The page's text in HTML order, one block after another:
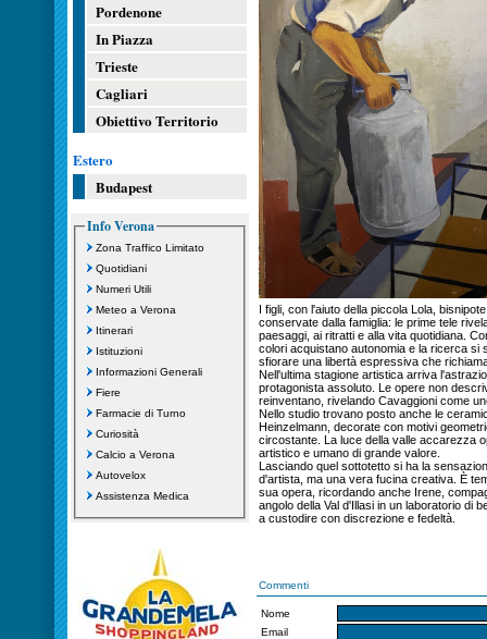
Pordenone
In Piazza
Trieste
Cagliari
Obiettivo Territorio
Estero
Budapest
Info Verona
Zona Traffico Limitato
Quotidiani
Numeri Utili
Meteo a Verona
Itinerari
Istituzioni
Informazioni Generali
Fiere
Farmacie di Turno
Curiosità
Calcio a Verona
Autovelox
Assistenza Medica
I figli, con l'aiuto della piccola Lola,
conservate dalla famiglia: le prime tele
paesaggi, ai ritratti e alla vita quotidiana.
colori acquistano autonomia e la ricerca si
sfiorare una libertà espressiva che
Nell'ultima stagione artistica arriva
protagonista assoluto. Le opere non
reinventano, rivelando Cavaggioni come
Nello studio trovano posto anche le
Heinzelmann, decorate con motivi
circostante. La luce della valle accarezza
artistico e umano di grande valore.
Lasciando quel sottotetto si ha la
d'artista, ma una vera fucina creativa. È
sua opera, ricordando anche Irene,
angolo della Val d'Illasi in un laboratorio di
a custodire con discrezione e fedeltà.
Commenti
Nome
Email